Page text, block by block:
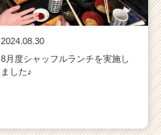
2024.08.30
8月度シャッフルランチを実施し
ました♪